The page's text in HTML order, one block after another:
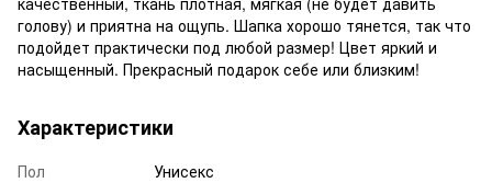
голову) и приятна на ощупь. Шапка хорошо тянется, так что
подойдет практически под любой размер! Цвет яркий и
насыщенный. Прекрасный подарок себе или близким!
Характеристики
Пол
Унисекс